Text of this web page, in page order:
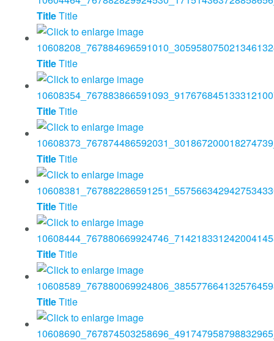
TitleTitle
TitleTitle
TitleTitle
TitleTitle
TitleTitle
TitleTitle
TitleTitle